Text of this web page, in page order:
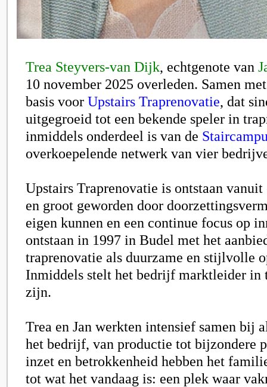
Trea Steyvers-van Dijk, echtgenote van
10 november 2025 overleden. Samen
basis voor Upstairs Traprenovatie, dat
uitgegroeid tot een bekende speler in
inmiddels onderdeel is van de
overkoepelende netwerk van vier
Upstairs Traprenovatie is ontstaan
en groot geworden door
eigen kunnen en een continue focus op
ontstaan in 1997 in Budel met het
traprenovatie als duurzame en stijlvolle
Inmiddels stelt het bedrijf marktleider in
zijn.
Trea en Jan werkten intensief samen bij
het bedrijf, van productie tot bijzondere
inzet en betrokkenheid hebben het
tot wat het vandaag is: een plek waar